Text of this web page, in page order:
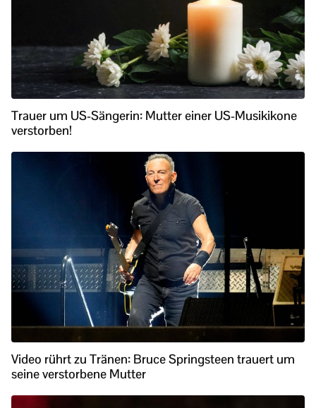
Trauer um US-Sängerin: Mutter einer US-Musikikone
verstorben!
Video rührt zu Tränen: Bruce Springsteen trauert um
seine verstorbene Mutter